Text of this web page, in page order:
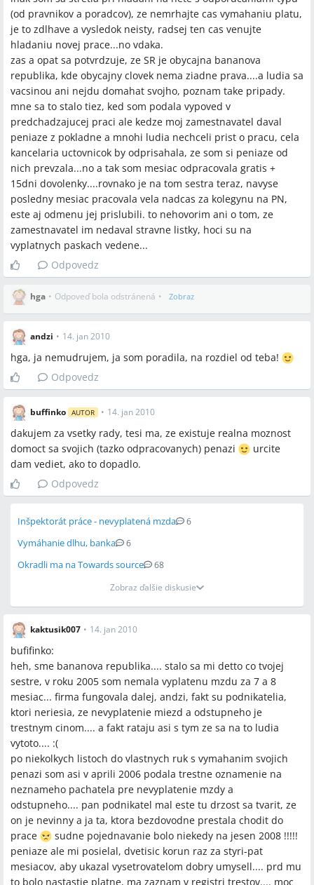
(od pravnikov a poradcov), ze nemrhajte cas vymahaniu platu,
je to zdlhave a vysledok neisty, radsej ten cas venujte
hladaniu novej prace...no vdaka.
zas a opat sa potvrdzuje, ze SR je obycajna bananova
republika, kde obycajny clovek nema ziadne prava....a ludia sa
vacsinou ani nejdu domahat svojho, poznam take pripady.
mne sa to stalo tiez, ked som podala vypoved v
predchadzajucej praci ale kedze moj zamestnavatel daval
peniaze z pokladne a mnohi ludia nechceli prist o pracu, cela
kancelaria uctovnicok by odprisahala, ze som si peniaze od
nich prevzala...no a tak som mesiac odpracovala gratis +
15dni dovolenky....rovnako je na tom sestra teraz, navyse
posledny mesiac pracovala vela nadcas za kolegynu na PN,
este aj odmenu jej prislubili. to nehovorim ani o tom, ze
zamestnavatel im nedaval stravne listky, hoci su na
vyplatnych paskach vedene...
Odpovedz
hga • Odpoveď bola odstránená • Zobraz
andzi • 14. jan 2010
hga, ja nemudrujem, ja som poradila, na rozdiel od teba!
Odpovedz
buffinko AUTOR • 14. jan 2010
dakujem za vsetky rady, tesi ma, ze existuje realna moznost
domoct sa svojich (tazko odpracovanych) penazi
urcite
dam vediet, ako to dopadlo.
Odpovedz
Inšpektorát práce - nevyplatená mzda 6
Vymáhanie dlhu, banka 6
Okradli ma na Towards source
68
Zobraz ďalšie diskusie
kaktusik007 • 14. jan 2010
bufifinko:
heh, sme bananova republika.... stalo sa mi detto co tvojej
sestre, v roku 2005 som nemala vyplatenu mzdu za 7 a 8
mesiac... firma fungovala dalej, andzi, fakt su podnikatelia,
ktori neriesia, ze nevyplatenie miezd a odstupneho je
trestnym cinom.... a fakt rataju asi s tym ze sa na to ludia
vytoto.... :(
po niekolkych listoch do vlastnych ruk s vymahanim svojich
penazi som asi v aprili 2006 podala trestne oznamenie na
neznameho pachatela pre nevyplatenie mzdy a
odstupneho.... pan podnikatel mal este tu drzost sa tvarit, ze
on je nevinny a ja ta, ktora bezdovodne prestala chodit do
prace
sudne pojednavanie bolo niekedy na jesen 2008 !!!!!
peniaze ale mi posielal, dvetisic korun raz za styri-pat
mesiacov, aby ukazal vysetrovatelom dobry umysell.... prd mu
to bolo nastastie platne, ma zaznam v registri trestov.... moc